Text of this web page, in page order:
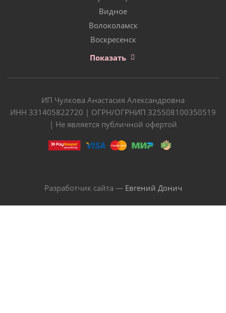
Видное
Волоколамск
Воскресенск
Показать
ИП Чулкова Анастасия Александровна
ИНН 331405822720 | ОГРН/ОГРНИП 325508100350519
| Не является публичной офертой
Разработчик сайта — Евгений Донич